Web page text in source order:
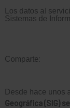
Los datos al
Sistemas de
Comparte:
Desde hace unos
Geográfica (SIG)